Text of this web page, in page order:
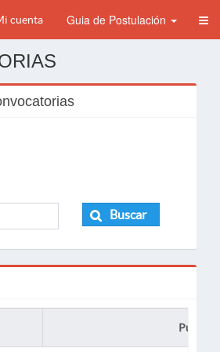
cuenta Guia de Postulación
Buscar
Puesto